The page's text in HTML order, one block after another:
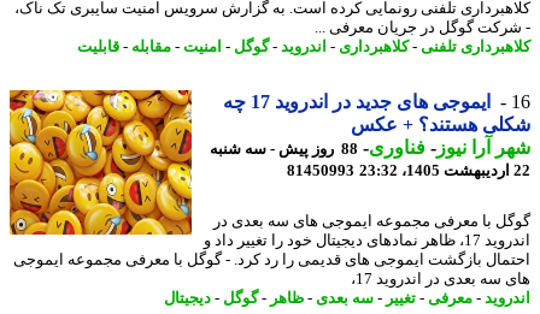
تلفنی رونمایی کرده است. به گزارش سرویس امنیت سایبری تک ناک،
گوگل در جریان معرفی ...
تلفنی-کلاهبرداری- اندروید-گوگل-امنیت-مقابله-قابلیت
ایموجی های جدید در اندروید 17 چه
هستند؟ + عکس
آرا نیوز-فناوری-
88 روز پیش - سه شنبه
81450993
با معرفی مجموعه ایموجی های سه بعدی در
اندروید 17، ظاهر نمادهای دیجیتال خود را تغییر داد و
بازگشت ایموجی های قدیمی را رد کرد. - گوگل با معرفی مجموعه ایموجی
سه بعدی در اندروید 17،
-معرفی-تغییر-سه بعدی-ظاهر-گوگل-دیجیتال